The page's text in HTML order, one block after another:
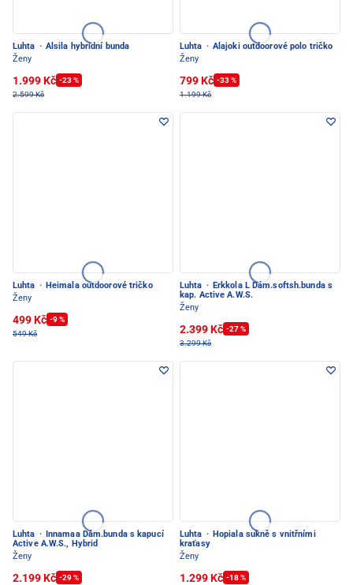
Luhta · Alsila hybridní bunda
Ženy
1.999 Kč -23 %
2.599 Kč
Luhta · Alajoki outdoorové polo tričko
Ženy
799 Kč -33 %
1.199 Kč
Luhta · Heimala outdoorové tričko
Ženy
499 Kč -9 %
549 Kč
Luhta · Erkkola L Dám.softsh.bunda s
kap. Active A.W.S.
Ženy
2.399 Kč -27 %
3.299 Kč
Luhta ·
Innamaa Dám.bunda s kapucí
Active A.W.S., Hybrid
Ženy
2.199 Kč -29 %
Luhta · Hopiala sukně s vnitřními
kraťasy
Ženy
1.299 Kč -18 %